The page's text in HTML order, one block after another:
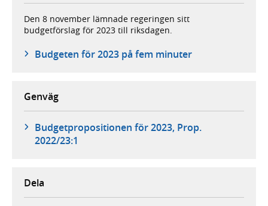
Den 8 november lämnade regeringen sitt
budgetförslag för 2023 till riksdagen.
Budgeten för 2023 på fem minuter
Genväg
Budgetpropositionen för 2023, Prop.
2022/23:1
Dela